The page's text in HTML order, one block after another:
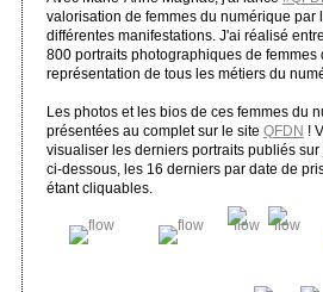
valorisation de femmes du numérique par
différentes manifestations. J'ai réalisé
800 portraits photographiques de femmes
représentation de tous les métiers du
Les photos et les bios de ces femmes du
présentées au complet sur le site QFDN !
visualiser les derniers portraits publiés sur
ci-dessous, les 16 derniers par date de
étant cliquables.